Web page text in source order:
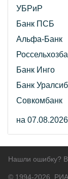
УБРиР
Банк ПСБ
Альфа-Банк
Банк Инго
Банк Уралсиб
Совкомбанк
на 07.08.2026
Нашли ошибку?
© 1994-2026.